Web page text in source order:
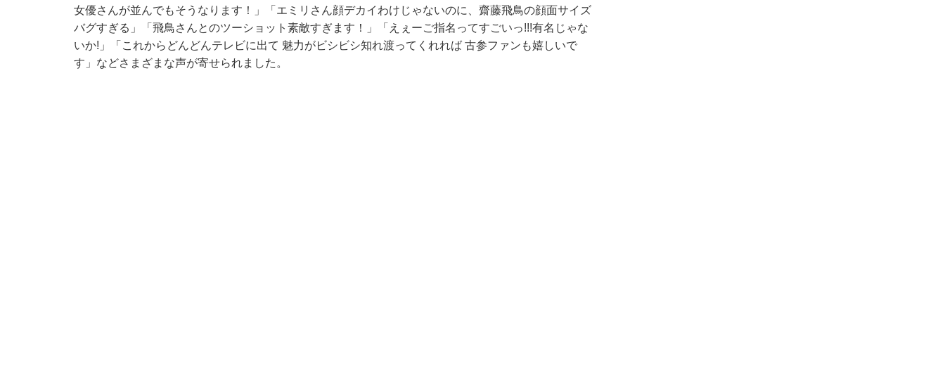
女優さんが並んでもそうなります！」「エミリさん顔デカイわけじゃないのに、齋藤飛鳥の顔面サイズ
バグすぎる」「飛鳥さんとのツーショット素敵すぎます！」「えぇーご指名ってすごいっ!!!有名じゃな
いか!」「これからどんどんテレビに出て 魅力がビシビシ知れ渡ってくれれば 古参ファンも嬉しいで
す」などさまざまな声が寄せられました。